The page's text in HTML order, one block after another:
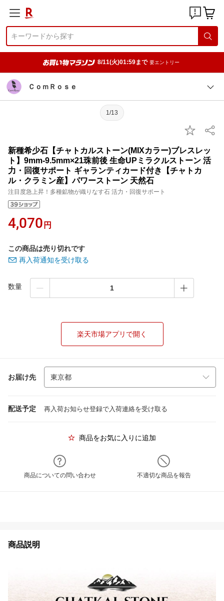
8/11(火)01:59まで 要エントリー
ＣｏｍＲｏｓｅ
1/13
新種希少石【チャトカルストーン(MIXカラー)ブレスレッ
ト】9mm-9.5mm×21珠前後 生命UPミラクルストーン 活
力・回復サポート ギャランティカード付き【チャトカ
ル・クラミン産】パワーストーン 天然石
注目度急上昇！多種鉱物が織りなす石 活力・回復サポート
4,070 円
この商品は売り切れです
再入荷通知を受け取る
数量
楽天市場アプリで開く
お届け先
配送予定 再入荷お知らせ登録で入荷連絡を受け取る
商品をお気に入りに追加
商品についての問い合わせ 不適切な商品を報告
商品説明